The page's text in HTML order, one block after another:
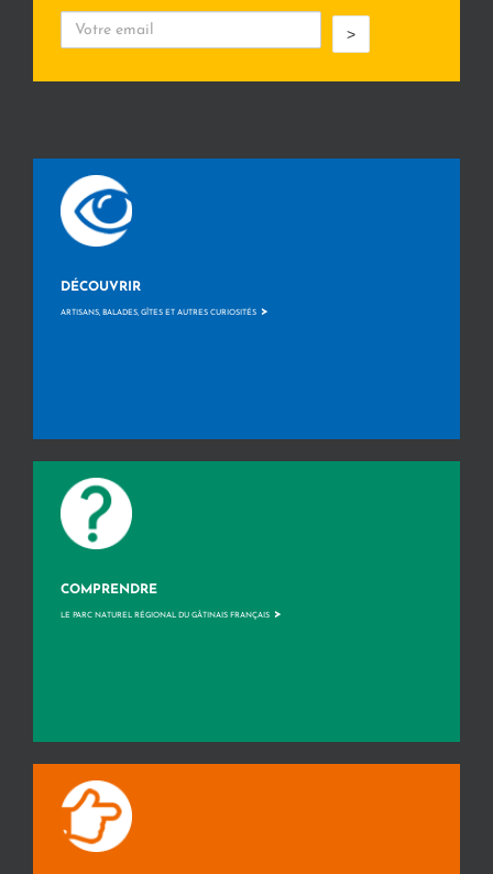
>
DÉCOUVRIR
ARTISANS, BALADES, GÎTES ET AUTRES CURIOSITÉS >
COMPRENDRE
LE PARC NATUREL RÉGIONAL DU GÂTINAIS FRANÇAIS >